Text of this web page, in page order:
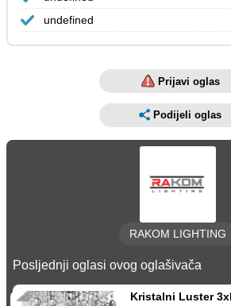
undefined
Prijavi oglas
Podijeli oglas
RAKOM LIGHTING
Posljednji oglasi ovog oglašivača
Kristalni Luster